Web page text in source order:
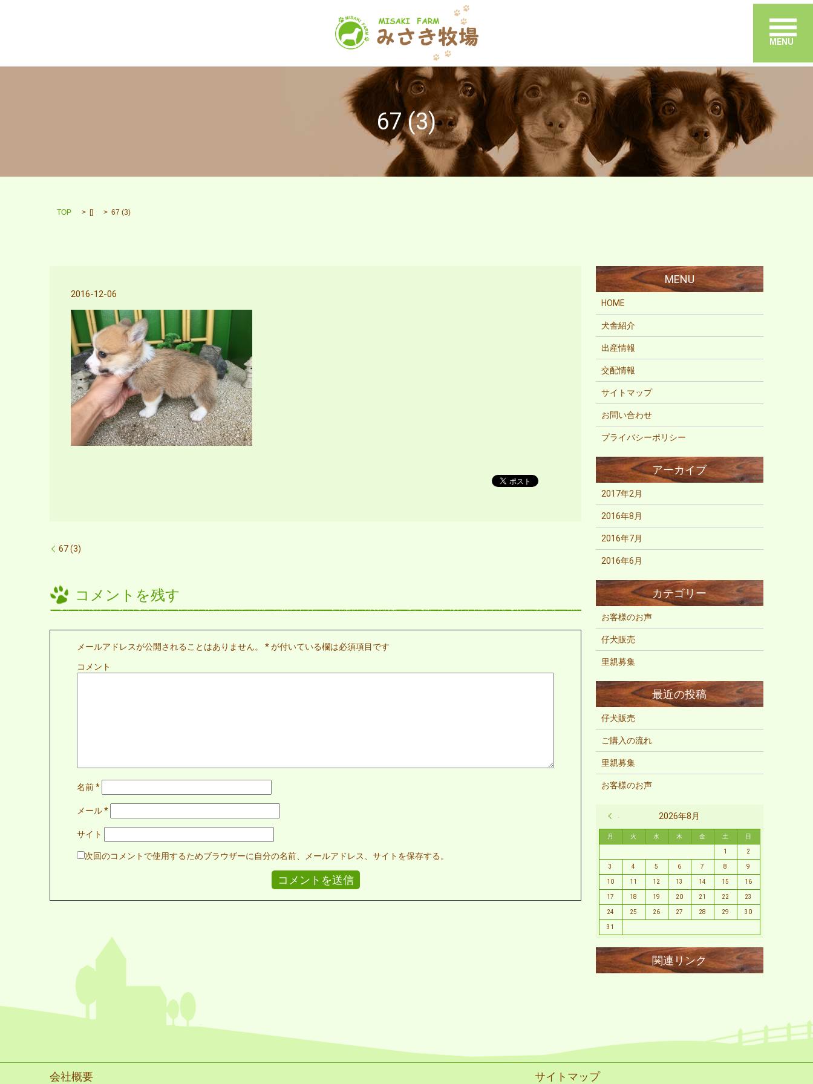
MENU
67 (3)
TOP [] 67 (3)
2016-12-06
67 (3)
コメントを残す
メールアドレスが公開されることはありません。 *が付いている欄は必須項目です
コメント
名前*
メール*
サイト
次回のコメントで使用するためブラウザーに自分の名前、メールアドレス、サイトを保存する。
HOME
犬舎紹介
出産情報
交配情報
サイトマップ
お問い合わせ
プライバシーポリシー
2017年2月
2016年8月
2016年7月
2016年6月
お客様のお声
仔犬販売
里親募集
仔犬販売
ご購入の流れ
里親募集
お客様のお声
2026年8月
月 火 水 木 金 土 日
1 2
3 4 5 6 7 8 9
10 11 12 13 14 15 16
17 18 19 20 21 22 23
24 25 26 27 28 29 30
31
会社概要 サイトマップ